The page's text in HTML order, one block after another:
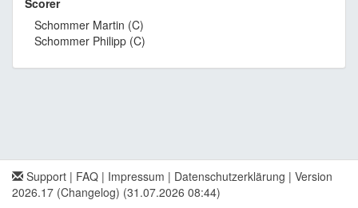
Scorer
Schommer Martin (C)
Schommer Philipp (C)
Support | FAQ | Impressum | Datenschutzerklärung | Version
2026.17 (Changelog) (31.07.2026 08:44)